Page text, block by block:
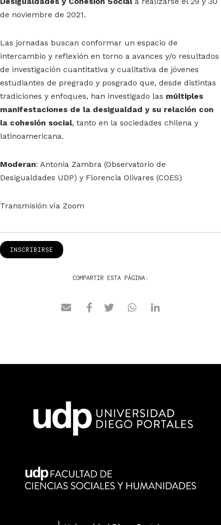
de noviembre de 2021.
Las jornadas buscan conformar un espacio de
intercambio y reflexión en torno a avances y/o resultados
de investigación cuantitativa y cualitativa de jóvenes
estudiantes de pregrado y posgrado que, desde distintas
tradiciones y enfoques, han investigado las múltiples
manifestaciones de la desigualdad y su relación con
la cohesión social, tanto en la sociedades chilena y
latinoamericana.
Moderan: Antonia Zambra (Observatorio de
Desigualdades UDP) y Florencia Olivares (COES)
Transmisión vía Zoom
INSCRIBIRSE
COMPARTIR ESTA PÁGINA: